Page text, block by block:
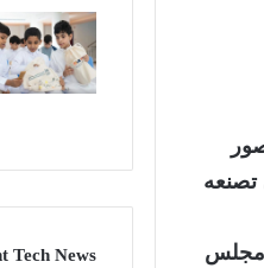
تصنعه
مجلس
Tech News